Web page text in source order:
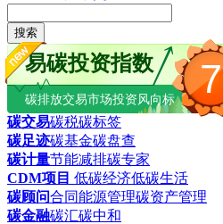
搜索
7
易碳投资指数
碳排放交易市场投资风向标
碳交易碳税碳标签
碳足迹碳基金碳盘查
碳计量节能减排碳专家
CDM项目 低碳经济低碳生活
碳顾问合同能源管理碳资产管理
碳金融碳汇碳中和